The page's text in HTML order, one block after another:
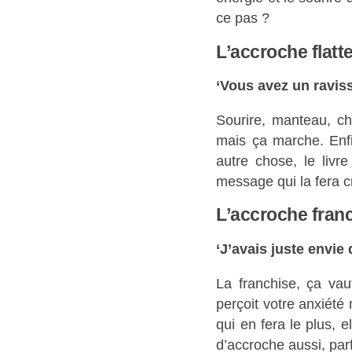
ce pas ?
L’accroche
‘Vous avez un
Sourire, manteau,
mais ça marche.
autre chose, le
message qui la fera
L’accroche
‘J’avais juste envie
La franchise, ça
perçoit votre anxiété
qui en fera le plus,
d’accroche aussi,